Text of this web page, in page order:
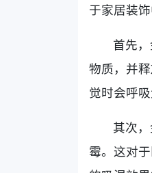
于家居装
首先
物质，并
觉时会呼
其次
霉。这对